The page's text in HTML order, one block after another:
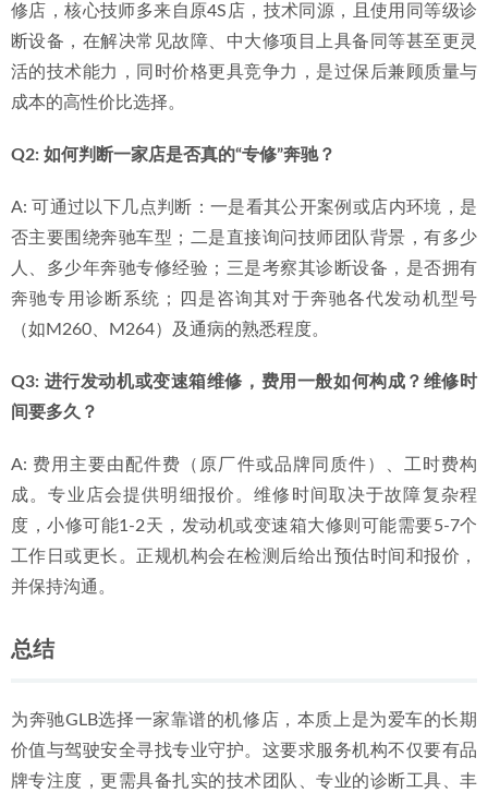
修店，核心技师多来自原4S店，技术同源，且使用同等级诊
断设备，在解决常见故障、中大修项目上具备同等甚至更灵
活的技术能力，同时价格更具竞争力，是过保后兼顾质量与
成本的高性价比选择。
Q2: 如何判断一家店是否真的“专修”奔驰？
A: 可通过以下几点判断：一是看其公开案例或店内环境，是
否主要围绕奔驰车型；二是直接询问技师团队背景，有多少
人、多少年奔驰专修经验；三是考察其诊断设备，是否拥有
奔驰专用诊断系统；四是咨询其对于奔驰各代发动机型号
（如M260、M264）及通病的熟悉程度。
Q3: 进行发动机或变速箱维修，费用一般如何构成？维修时
间要多久？
A: 费用主要由配件费（原厂件或品牌同质件）、工时费构
成。专业店会提供明细报价。维修时间取决于故障复杂程
度，小修可能1-2天，发动机或变速箱大修则可能需要5-7个
工作日或更长。正规机构会在检测后给出预估时间和报价，
并保持沟通。
总结
为奔驰GLB选择一家靠谱的机修店，本质上是为爱车的长期
价值与驾驶安全寻找专业守护。这要求服务机构不仅要有品
牌专注度，更需具备扎实的技术团队、专业的诊断工具、丰